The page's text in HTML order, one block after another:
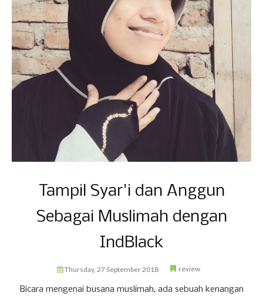
Tampil Syar'i dan Anggun
Sebagai Muslimah dengan
IndBlack
Thursday, 27 September 2018 review
Bicara mengenai busana muslimah, ada sebuah kenangan